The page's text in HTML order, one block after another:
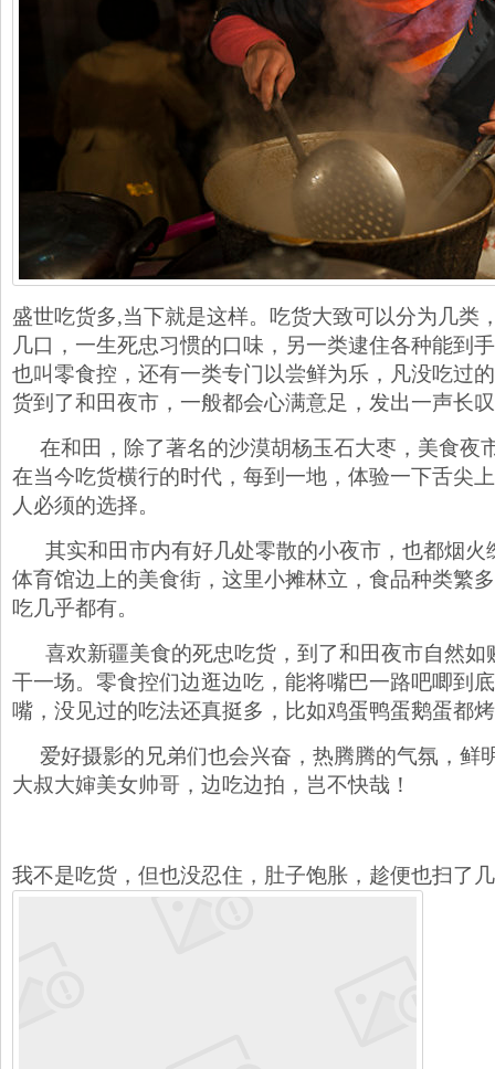
盛世吃货多,当下就是这样。吃货大致可以分为几类
几口，一生死忠习惯的口味，另一类逮住各种能到
也叫零食控，还有一类专门以尝鲜为乐，凡没吃
货到了和田夜市，一般都会心满意足，发出一声长
在和田，除了著名的沙漠胡杨玉石大枣，美食夜
在当今吃货横行的时代，每到一地，体验一下舌尖
人必须的选择。
其实和田市内有好几处零散的小夜市，也都烟火
体育馆边上的美食街，这里小摊林立，食品种类繁
吃几乎都有。
喜欢新疆美食的死忠吃货，到了和田夜市自然如
干一场。零食控们边逛边吃，能将嘴巴一路吧唧到
嘴，没见过的吃法还真挺多，比如鸡蛋鸭蛋鹅蛋都
爱好摄影的兄弟们也会兴奋，热腾腾的气氛，鲜
大叔大婶美女帅哥，边吃边拍，岂不快哉！
我不是吃货，但也没忍住，肚子饱胀，趁便也扫了